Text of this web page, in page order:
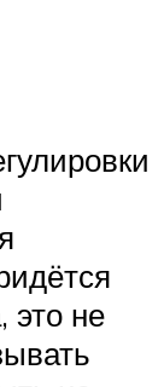
это не